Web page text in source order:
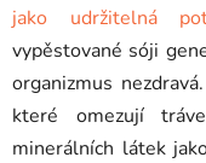
jako udržitelná
vypěstované sóji
organizmus
které omezují
minerálních látek